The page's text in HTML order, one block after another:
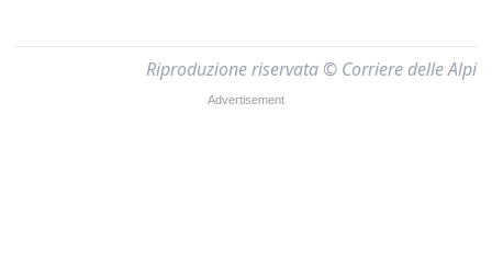
Riproduzione riservata © Corriere delle Alpi